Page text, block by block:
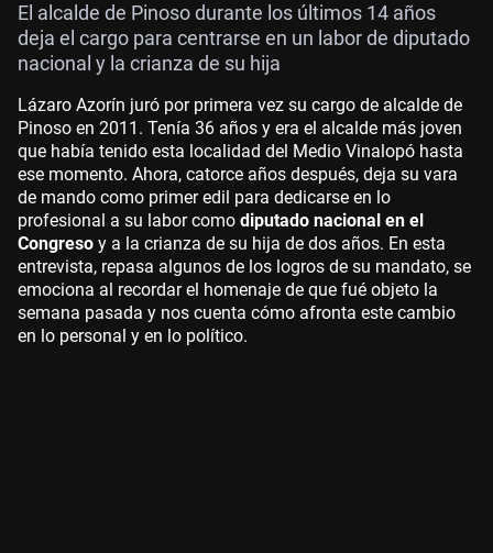
El alcalde de Pinoso durante los últimos 14 años
deja el cargo para centrarse en un labor de diputado
nacional y la crianza de su hija
Lázaro Azorín juró por primera vez su cargo de alcalde de
Pinoso en 2011. Tenía 36 años y era el alcalde más joven
que había tenido esta localidad del Medio Vinalopó hasta
ese momento. Ahora, catorce años después, deja su vara
de mando como primer edil para dedicarse en lo
profesional a su labor como diputado nacional en el
Congreso y a la crianza de su hija de dos años. En esta
entrevista, repasa algunos de los logros de su mandato, se
emociona al recordar el homenaje de que fué objeto la
semana pasada y nos cuenta cómo afronta este cambio
en lo personal y en lo político.